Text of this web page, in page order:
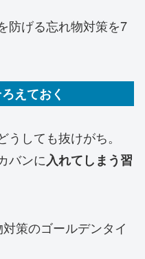
防げる忘れ物対策を7
えておく
しても抜けがち。
バンに入れてしまう習
策のゴールデンタイ